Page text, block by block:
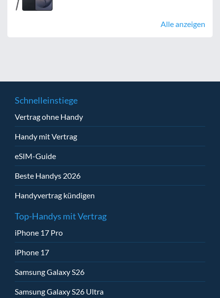
Alle anzeigen
Schnelleinstiege
Vertrag ohne Handy
Handy mit Vertrag
eSIM-Guide
Beste Handys 2026
Handyvertrag kündigen
Top-Handys mit Vertrag
iPhone 17 Pro
iPhone 17
Samsung Galaxy S26
Samsung Galaxy S26 Ultra